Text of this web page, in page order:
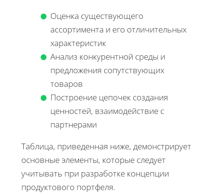
Оценка существующего
ассортимента и его отличительных
характеристик
Анализ конкурентной среды и
предложения сопутствующих
товаров
Построение цепочек создания
ценностей, взаимодействие с
партнерами
Таблица, приведенная ниже, демонстрирует
основные элементы, которые следует
учитывать при разработке концепции
продуктового портфеля.